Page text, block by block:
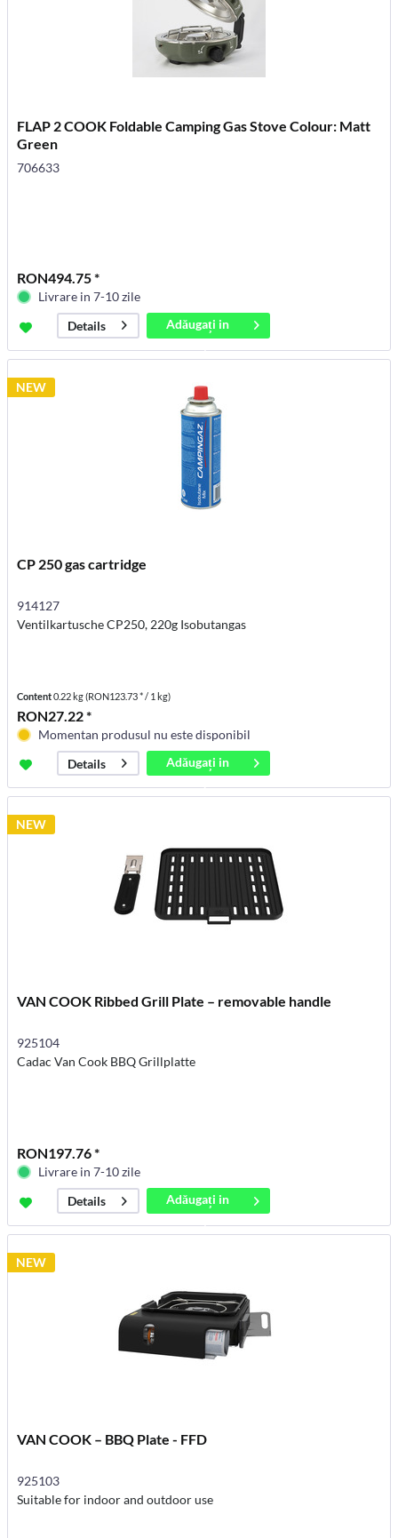
FLAP 2 COOK Foldable Camping Gas Stove Colour: Matt
Green
706633
RON494.75 *
Livrare in 7-10 zile
Details
Adăugați in
coș
NEW
CP 250 gas cartridge
914127
Ventilkartusche CP250, 220g Isobutangas
Content0.22 kg(RON123.73 * / 1 kg)
RON27.22 *
Momentan produsul nu este disponibil
Details
Adăugați in
coș
NEW
VAN COOK Ribbed Grill Plate – removable handle
925104
Cadac Van Cook BBQ Grillplatte
RON197.76 *
Livrare in 7-10 zile
Details
Adăugați in
coș
NEW
VAN COOK – BBQ Plate - FFD
925103
Suitable for indoor and outdoor use